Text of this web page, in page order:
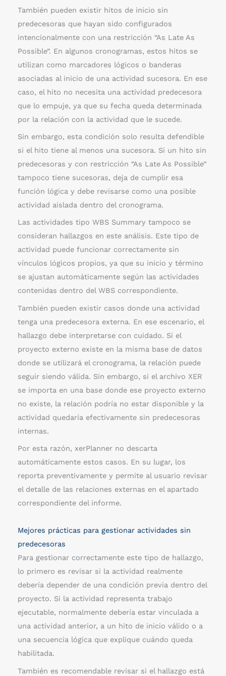
También pueden existir hitos de inicio sin
predecesoras que hayan sido configurados
intencionalmente con una restricción “As Late As
Possible”. En algunos cronogramas, estos hitos se
utilizan como marcadores lógicos o banderas
asociadas al inicio de una actividad sucesora. En ese
caso, el hito no necesita una actividad predecesora
que lo empuje, ya que su fecha queda determinada
por la relación con la actividad que le sucede.
Sin embargo, esta condición solo resulta defendible
si el hito tiene al menos una sucesora. Si un hito sin
predecesoras y con restricción “As Late As Possible”
tampoco tiene sucesoras, deja de cumplir esa
función lógica y debe revisarse como una posible
actividad aislada dentro del cronograma.
Las actividades tipo WBS Summary tampoco se
consideran hallazgos en este análisis. Este tipo de
actividad puede funcionar correctamente sin
vínculos lógicos propios, ya que su inicio y término
se ajustan automáticamente según las actividades
contenidas dentro del WBS correspondiente.
También pueden existir casos donde una actividad
tenga una predecesora externa. En ese escenario, el
hallazgo debe interpretarse con cuidado. Si el
proyecto externo existe en la misma base de datos
donde se utilizará el cronograma, la relación puede
seguir siendo válida. Sin embargo, si el archivo XER
se importa en una base donde ese proyecto externo
no existe, la relación podría no estar disponible y la
actividad quedaría efectivamente sin predecesoras
internas.
Por esta razón, xerPlanner no descarta
automáticamente estos casos. En su lugar, los
reporta preventivamente y permite al usuario revisar
el detalle de las relaciones externas en el apartado
correspondiente del informe.
Mejores prácticas para gestionar actividades sin
predecesoras
Para gestionar correctamente este tipo de hallazgo,
lo primero es revisar si la actividad realmente
debería depender de una condición previa dentro del
proyecto. Si la actividad representa trabajo
ejecutable, normalmente debería estar vinculada a
una actividad anterior, a un hito de inicio válido o a
una secuencia lógica que explique cuándo queda
habilitada.
También es recomendable revisar si el hallazgo está